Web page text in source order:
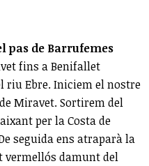
pas de Barrufemes
fins a Benifallet
riu Ebre. Iniciem el nostre
Miravet. Sortirem del
per la Costa de
seguida ens atraparà la
vermellós damunt del